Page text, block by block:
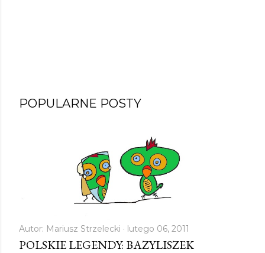
POPULARNE POSTY
Autor: Mariusz Strzelecki lutego 06, 2011
POLSKIE LEGENDY: BAZYLISZEK